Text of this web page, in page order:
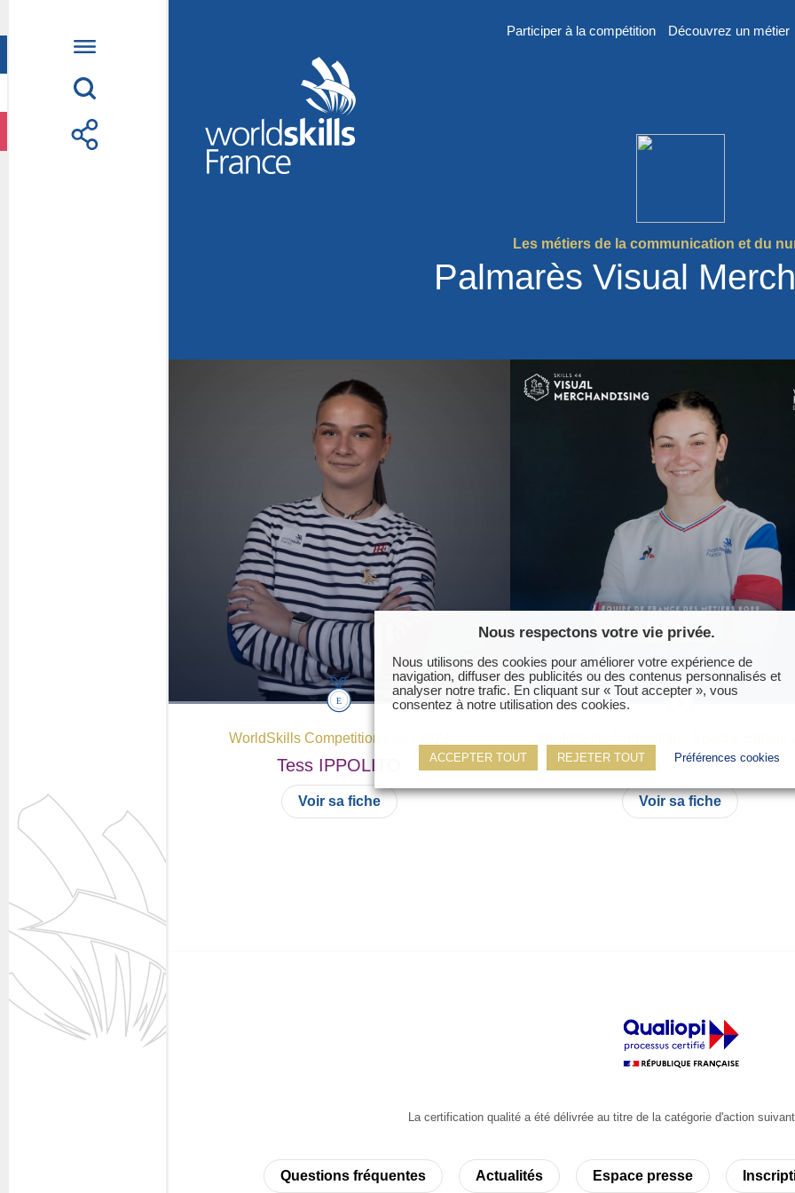
Participer à la compétition Découvrez un métier
Les métiers de la communication et du
Palmarès Visual
WorldSkills France
La compétition
Découvrez un métier
S’informer
S’engager
métiers Shanghai 2026
Questions fréquentes
Espace presse
Inscription à la newsletter
Espace membres
WorldSkills Competition Lyon 2024
Tess IPPOLITO
Voir sa fiche
Lola BAIS
Voir sa fiche
La certification qualité a été délivrée au titre de la catégorie d'action
Questions fréquentes Actualités Espace presse
Nous respectons votre vie privée.
Nous utilisons des cookies pour améliorer votre expérience de
navigation, diffuser des publicités ou des contenus personnalisés et
analyser notre trafic. En cliquant sur « Tout accepter », vous
consentez à notre utilisation des cookies.
ACCEPTER TOUT REJETER TOUT Préférences cookies